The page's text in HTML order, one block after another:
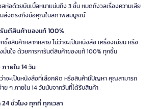
ห่อด้วยบับเบิ้ลหนาแน่นถึง 3 ชั้น หมดกังวลเรื่องความเสีย
มส่งตรงถึงมือคุณในสภาพสมบูรณ์
นตีสินค้าของแท้ 100%
อสินค้าหลากหลาย ไม่ว่าจะเป็นหนังสือ เครื่องเขียน หรือ
มั่นใจ ด้วยการการันตีสินค้าของแท้ 100% ทุกชิ้น
ายใน 14 วัน
ว่าจะเป็นหนังสือที่เลือกผิด หรือสินค้ามีปัญหา คุณสามารถ
ย ๆ ภายใน 14 วันนับจากวันที่ได้รับสินค้า
ชั่วโมง ทุกที่ ทุกเวลา